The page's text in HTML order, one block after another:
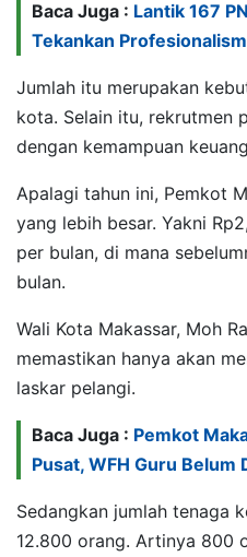
Baca Juga : Lantik 167
Tekankan
Jumlah itu merupakan
kota. Selain itu, rekrutmen
dengan kemampuan
Apalagi tahun ini, Pemkot
yang lebih besar. Yakni
per bulan, di mana
bulan.
Wali Kota Makassar, Moh
memastikan hanya akan
laskar pelangi.
Baca Juga : Pemkot
Pusat, WFH Guru Belum
Sedangkan jumlah tenaga
12.800 orang. Artinya 800